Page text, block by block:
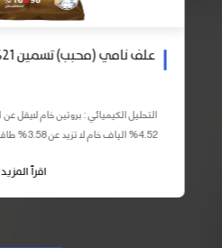
علف نامي (محبب) تسمين 21% هيرمان
اقرأ المزيد